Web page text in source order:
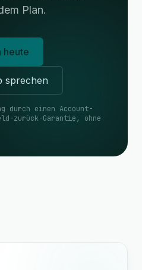
Plan.
heute
sprechen
durch einen Account-
zurück-Garantie, ohne